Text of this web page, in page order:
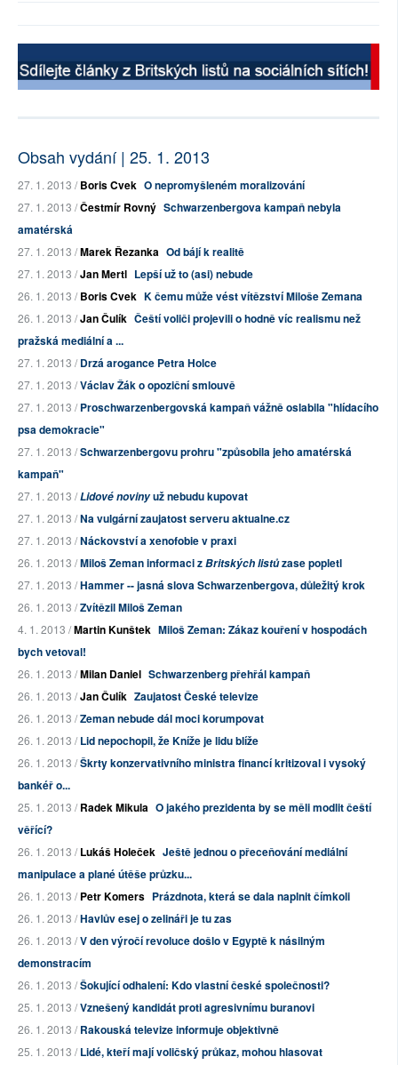
Obsah vydání | 25. 1. 2013
27. 1. 2013 /Boris Cvek O nepromyšleném moralizování
27. 1. 2013 /Čestmír Rovný Schwarzenbergova kampaň nebyla
amatérská
27. 1. 2013 /Marek Řezanka Od bájí k realitě
27. 1. 2013 /Jan Mertl Lepší už to (asi) nebude
26. 1. 2013 /Boris Cvek K čemu může vést vítězství Miloše Zemana
26. 1. 2013 /Jan Čulík Čeští voliči projevili o hodně víc realismu než
pražská mediální a ...
27. 1. 2013 /Drzá arogance Petra Holce
27. 1. 2013 /Václav Žák o opoziční smlouvě
27. 1. 2013 /Proschwarzenbergovská kampaň vážně oslabila "hlídacího
psa demokracie"
27. 1. 2013 /Schwarzenbergovu prohru "způsobila jeho amatérská
kampaň"
27. 1. 2013 /Lidové novinyuž nebudu kupovat
27. 1. 2013 /Na vulgární zaujatost serveru aktualne.cz
27. 1. 2013 /Náckovství a xenofobie v praxi
26. 1. 2013 /Miloš Zeman informaci zBritských listůzase popletl
27. 1. 2013 /Hammer -- jasná slova Schwarzenbergova, důležitý krok
26. 1. 2013 /Zvítězil Miloš Zeman
4. 1. 2013 /Martin Kunštek Miloš Zeman: Zákaz kouření v hospodách
bych vetoval!
26. 1. 2013 /Milan Daniel Schwarzenberg přehřál kampaň
26. 1. 2013 /Jan Čulík Zaujatost České televize
26. 1. 2013 /Zeman nebude dál moci korumpovat
26. 1. 2013 /Lid nepochopil, že Kníže je lidu blíže
26. 1. 2013 /Škrty konzervativního ministra financí kritizoval i vysoký
bankéř o...
25. 1. 2013 /Radek Mikula O jakého prezidenta by se měli modlit čeští
věřící?
26. 1. 2013 /Lukáš Holeček Ještě jednou o přeceňování mediální
manipulace a plané útěše průzku...
26. 1. 2013 /Petr Komers Prázdnota, která se dala naplnit čímkoli
26. 1. 2013 /Havlův esej o zelináři je tu zas
26. 1. 2013 /V den výročí revoluce došlo v Egyptě k násilným
demonstracím
26. 1. 2013 /Šokující odhalení: Kdo vlastní české společnosti?
25. 1. 2013 /Vznešený kandidát proti agresivnímu buranovi
26. 1. 2013 /Rakouská televize informuje objektivně
25. 1. 2013 /Lidé, kteří mají voličský průkaz, mohou hlasovat